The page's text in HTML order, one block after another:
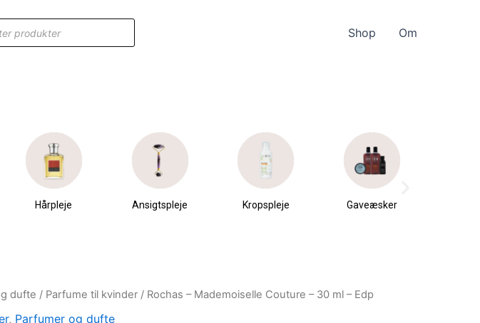
Shop Om
Hårpleje Ansigtspleje Kropspleje Gaveæsker
dufte / Parfume til kvinder / Rochas – Mademoiselle Couture – 30 ml – Edp
, Parfumer og dufte
Current